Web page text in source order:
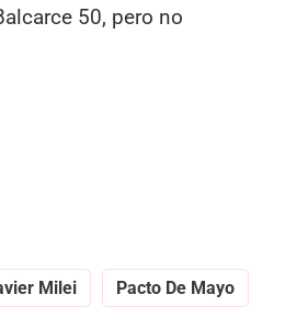
50, pero no
Milei Pacto De Mayo